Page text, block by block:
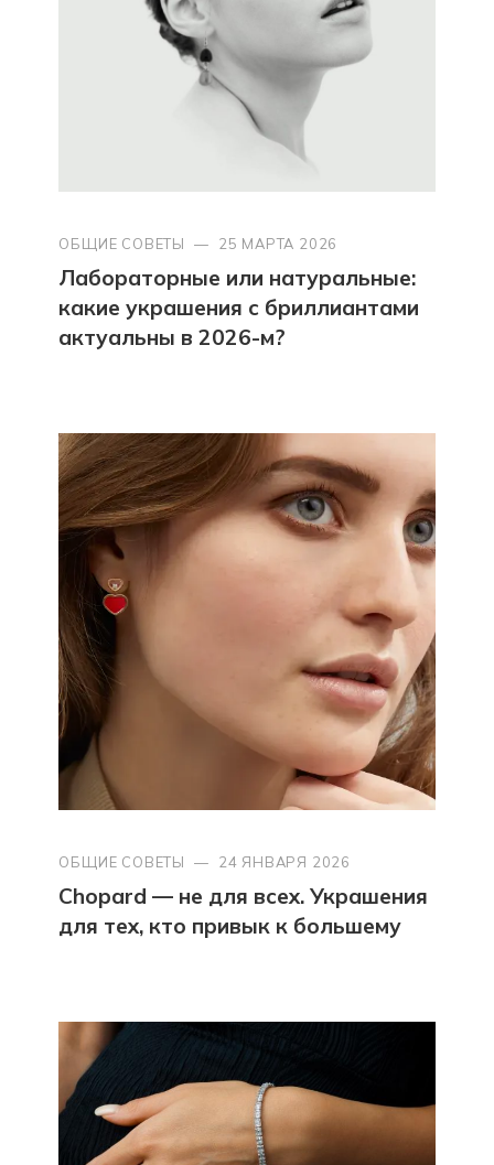
ОБЩИЕ СОВЕТЫ — 25 МАРТА 2026
Лабораторные или натуральные:
какие украшения с бриллиантами
актуальны в 2026-м?
ОБЩИЕ СОВЕТЫ — 24 ЯНВАРЯ 2026
Chopard — не для всех. Украшения
для тех, кто привык к большему